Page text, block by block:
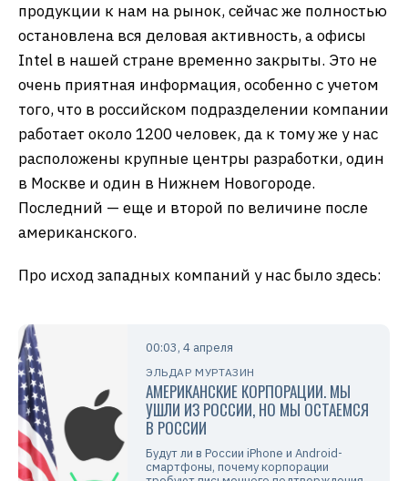
продукции к нам на рынок, сейчас же полностью
остановлена вся деловая активность, а офисы
Intel в нашей стране временно закрыты. Это не
очень приятная информация, особенно с учетом
того, что в российском подразделении компании
работает около 1200 человек, да к тому же у нас
расположены крупные центры разработки, один
в Москве и один в Нижнем Новогороде.
Последний — еще и второй по величине после
американского.
Про исход западных компаний у нас было здесь:
00:03, 4 апреля
ЭЛЬДАР МУРТАЗИН
АМЕРИКАНСКИЕ КОРПОРАЦИИ. МЫ
УШЛИ ИЗ РОССИИ, НО МЫ ОСТАЕМСЯ
В РОССИИ
Будут ли в России iPhone и Android-
смартфоны, почему корпорации